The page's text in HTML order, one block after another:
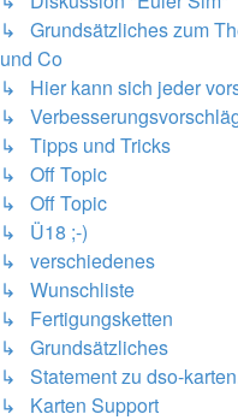
↳ Grundsätzliches zum
und Co
↳ Hier kann sich jeder
↳
↳ Tipps und Tricks
↳ Off Topic
↳ Off Topic
↳ Ü18 ;-)
↳ verschiedenes
↳ Wunschliste
↳ Fertigungsketten
↳ Grundsätzliches
↳ Statement zu dso-
↳ Karten Support